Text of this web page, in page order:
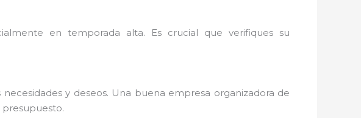
en temporada alta. Es crucial que verifiques su
y deseos. Una buena empresa organizadora de
presupuesto.